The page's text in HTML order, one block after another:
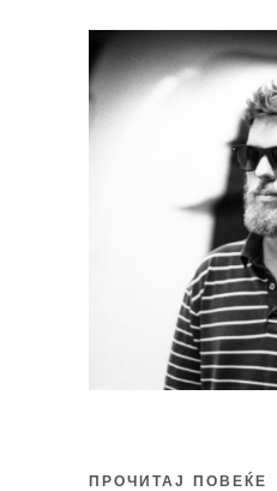
ПРОЧИТАЈ ПОВЕЌЕ